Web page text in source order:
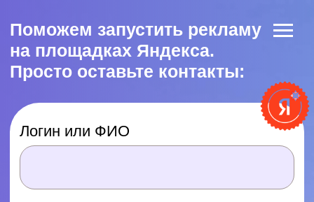
Поможем запустить рекламу
на площадках Яндекса.
Просто оставьте контакты:
Email или Telegram